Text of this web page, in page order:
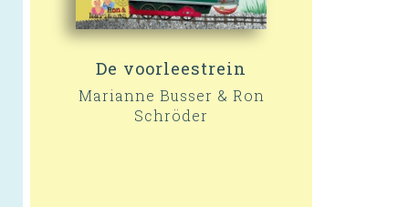
De voorleestrein
Marianne Busser & Ron
Schröder